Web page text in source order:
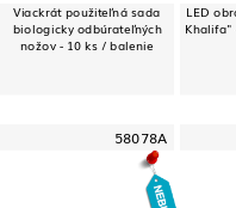
Viackrát použiteľná sada
biologicky odbúrateľných
nožov - 10 ks / balenie
LED
Khalifa"
58078A